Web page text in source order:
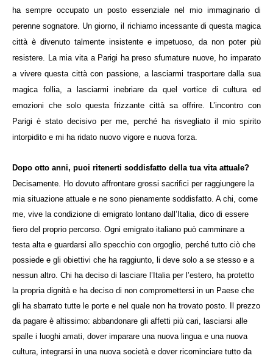
ha sempre occupato un posto essenziale nel mio immaginario di
perenne sognatore. Un giorno, il richiamo incessante di questa magica
città è divenuto talmente insistente e impetuoso, da non poter più
resistere. La mia vita a Parigi ha preso sfumature nuove, ho imparato
a vivere questa città con passione, a lasciarmi trasportare dalla sua
magica follia, a lasciarmi inebriare da quel vortice di cultura ed
emozioni che solo questa frizzante città sa offrire. L’incontro con
Parigi è stato decisivo per me, perché ha risvegliato il mio spirito
intorpidito e mi ha ridato nuovo vigore e nuova forza.
Dopo otto anni, puoi ritenerti soddisfatto della tua vita attuale?
Decisamente. Ho dovuto affrontare grossi sacrifici per raggiungere la
mia situazione attuale e ne sono pienamente soddisfatto. A chi, come
me, vive la condizione di emigrato lontano dall’Italia, dico di essere
fiero del proprio percorso. Ogni emigrato italiano può camminare a
testa alta e guardarsi allo specchio con orgoglio, perché tutto ciò che
possiede e gli obiettivi che ha raggiunto, li deve solo a se stesso e a
nessun altro. Chi ha deciso di lasciare l’Italia per l’estero, ha protetto
la propria dignità e ha deciso di non compromettersi in un Paese che
gli ha sbarrato tutte le porte e nel quale non ha trovato posto. Il prezzo
da pagare è altissimo: abbandonare gli affetti più cari, lasciarsi alle
spalle i luoghi amati, dover imparare una nuova lingua e una nuova
cultura, integrarsi in una nuova società e dover ricominciare tutto da